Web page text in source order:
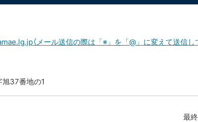
（メール送信の際は「※」を「@」に変えて送信し
37番地の1
最